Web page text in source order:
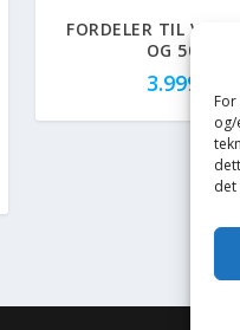
og/
det
FORDELER TIL
OG 50 4-
3.999,00